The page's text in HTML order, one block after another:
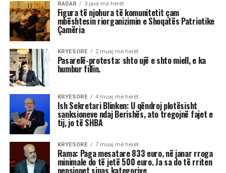
Kur dita barazohet me natën, Meri
Shehu zbulon se çfarë sjell kjo javë
për çdo shenjë
Stina e vjeshtës ka nisur me një energji kozmike
të jashtëzakonshme dhe këtë javë yjet nuk
premtojnë qetësi! Në studion e “Rudina” në Tv